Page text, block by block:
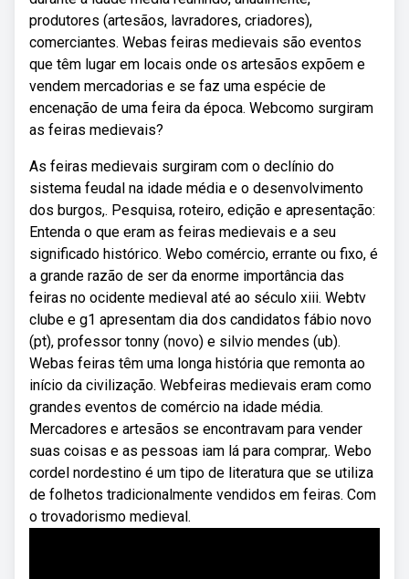
produtores (artesãos, lavradores, criadores),
comerciantes. Webas feiras medievais são eventos
que têm lugar em locais onde os artesãos expõem e
vendem mercadorias e se faz uma espécie de
encenação de uma feira da época. Webcomo surgiram
as feiras medievais?
As feiras medievais surgiram com o declínio do
sistema feudal na idade média e o desenvolvimento
dos burgos,. Pesquisa, roteiro, edição e apresentação:
Entenda o que eram as feiras medievais e a seu
significado histórico. Webo comércio, errante ou fixo, é
a grande razão de ser da enorme importância das
feiras no ocidente medieval até ao século xiii. Webtv
clube e g1 apresentam dia dos candidatos fábio novo
(pt), professor tonny (novo) e silvio mendes (ub).
Webas feiras têm uma longa história que remonta ao
início da civilização. Webfeiras medievais eram como
grandes eventos de comércio na idade média.
Mercadores e artesãos se encontravam para vender
suas coisas e as pessoas iam lá para comprar,. Webo
cordel nordestino é um tipo de literatura que se utiliza
de folhetos tradicionalmente vendidos em feiras. Com
o trovadorismo medieval.